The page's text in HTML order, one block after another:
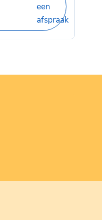
een
afspraak